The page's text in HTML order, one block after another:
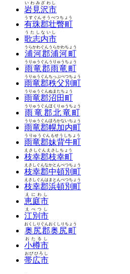
岩見沢市
いわみざわし
有珠郡壮瞥町
うすぐんそうべつちょう
歌志内市
うたしないし
浦河郡浦河町
うらかわぐんうらかわちょう
雨竜郡雨竜町
うりゅうぐんうりゅうちょう
雨竜郡秩父別町
うりゅうぐんちっぷべつちょう
雨竜郡沼田町
うりゅうぐんぬまたちょう
雨竜郡北竜町
うりゅうぐんほくりゅうちょう
雨竜郡幌加内町
うりゅうぐんほろかないちょう
雨竜郡妹背牛町
うりゅうぐんもせうしちょう
枝幸郡枝幸町
えさしぐんえさしちょう
枝幸郡中頓別町
えさしぐんなかとんべつちょう
枝幸郡浜頓別町
えさしぐんはまとんべつちょう
恵庭市
えにわし
江別市
えべつし
奥尻郡奥尻町
おくしりぐんおくしりちょう
小樽市
おたるし
帯広市
おびひろし